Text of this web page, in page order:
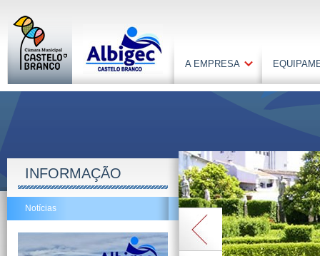
A EMPRESA
INFORMAÇÃO
Notícias